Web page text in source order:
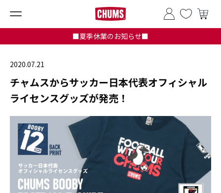
■夏季休業のお知らせ■
2020.07.21
チャムスからサッカー日本代表オフィシャル
ライセンスグッズが発売！